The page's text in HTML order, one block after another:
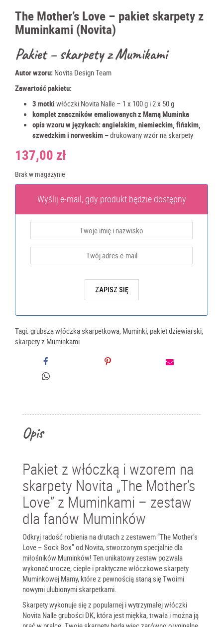
The Mother’s Love – pakiet skarpety z
Muminkami (Novita)
Pakiet – skarpety z Mumikami
Autor wzoru: Novita Design Team
Zawartość pakietu:
3 motki włóczki Novita Nalle – 1 x 100 g i 2 x 50 g
komplet znaczników emaliowanych z Mamą Muminka
opis wzoru w językach: angielskim, niemieckim, fińskim,
szwedzkim i norweskim –drukowany wzór na skarpety
137,00 zł
Brak w magazynie
Wyślij e-mail, gdy produkt będzie dostępny
Tagi: grubsza włóczka skarpetkowa, Muminki, pakiet dziewiarski,
skarpety z Muminkami
Opis
Pakiet z włóczką i wzorem na
skarpety Novita „The Mother’s
Love” z Muminkami – zestaw
dla fanów Muminków
Odkryj radość robienia na drutach z zestawem “The Mother’s
Love – Sock Box” od Novita, stworzonym specjalnie dla
miłośników Muminków! Ten unikatowy zestaw pozwala
wykonać urocze, ciepłe i praktyczne włóczkowe skarpety
Muminkowej Mamy, które z pewnością staną się Twoimi
nowymi ulubionymi skarpetkami.
Skarpety wykonuje się z popularnej i wytrzymałej włóczki
Novita Nallegrubości DK, która jest miękka, trwała i można ją